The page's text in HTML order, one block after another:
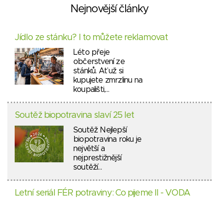
Nejnovější články
Jídlo ze stánku? I to můžete reklamovat
Léto přeje
občerstvení ze
stánků. Ať už si
kupujete zmrzlinu na
koupališti,…
Soutěž biopotravina slaví 25 let
Soutěž Nejlepší
biopotravina roku je
největší a
nejprestižnější
soutěží…
Letní seriál FÉR potraviny: Co pijeme II - VODA